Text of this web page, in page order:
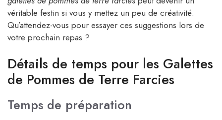
véritable festin si vous y mettez un peu de créativité.
Qu’attendez-vous pour essayer ces suggestions lors de
votre prochain repas ?
Détails de temps pour les Galettes
de Pommes de Terre Farcies
Temps de préparation